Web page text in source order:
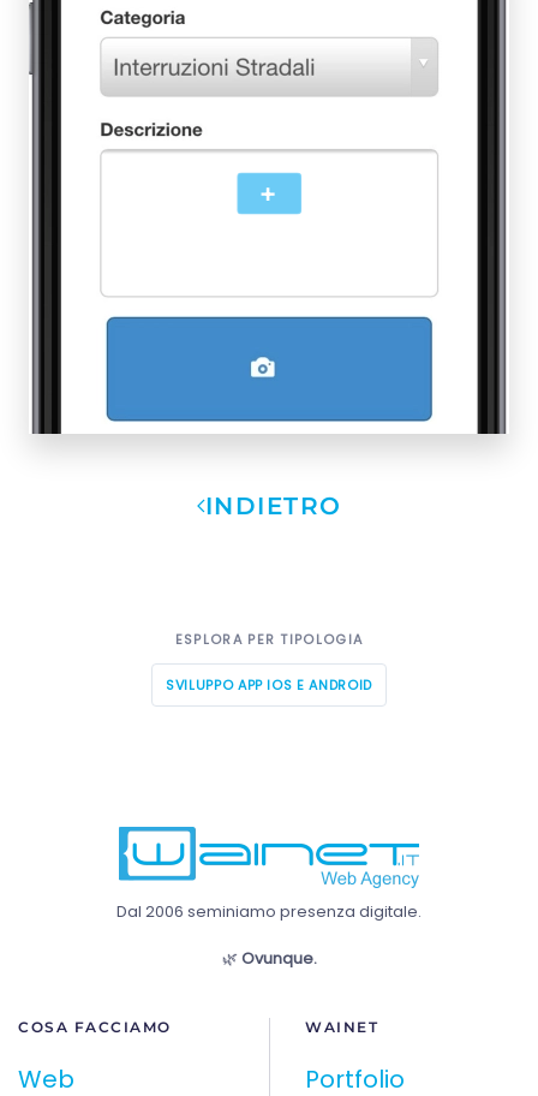
+
INDIETRO
ESPLORA PER TIPOLOGIA
SVILUPPO APP IOS E ANDROID
Dal 2006 seminiamo presenza digitale.
🌿 Ovunque.
COSA FACCIAMO
Web
WAINET
Portfolio